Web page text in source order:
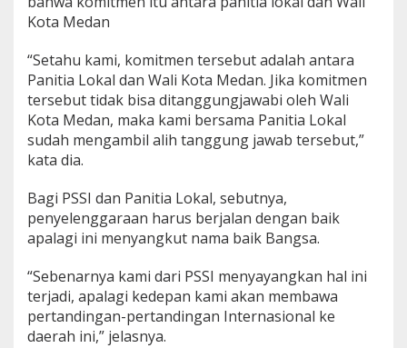
Y
e
h
i
n
e
m
i
M
y
a
y
a
Kota Medan
“Setahu kami, komitmen tersebut adalah antara
Panitia Lokal dan Wali Kota Medan. Jika komitmen
tersebut tidak bisa ditanggungjawabi oleh Wali
Kota Medan, maka kami bersama Panitia Lokal
sudah mengambil alih tanggung jawab tersebut,”
kata dia.
Bagi PSSI dan Panitia Lokal, sebutnya,
penyelenggaraan harus berjalan dengan baik
apalagi ini menyangkut nama baik Bangsa.
“Sebenarnya kami dari PSSI menyayangkan hal ini
terjadi, apalagi kedepan kami akan membawa
pertandingan-pertandingan Internasional ke
daerah ini,” jelasnya.